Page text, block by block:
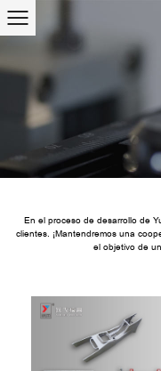
En el proceso de desarrollo de
clientes. ¡Mantendremos una
el objetivo de